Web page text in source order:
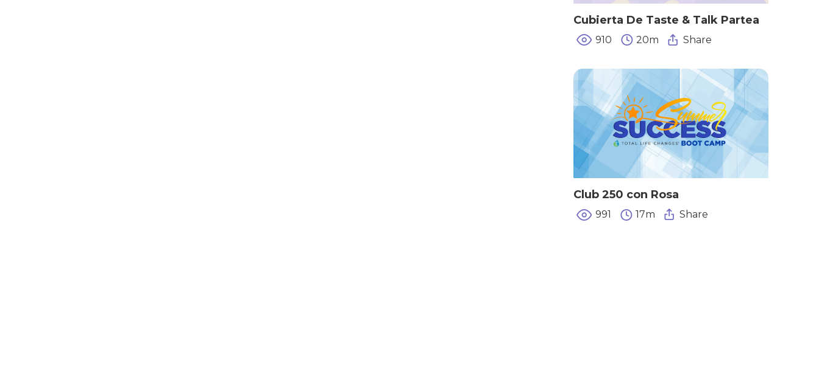
Cubierta De Taste & Talk Partea
910 20m Share
Club 250 con Rosa
991 17m Share